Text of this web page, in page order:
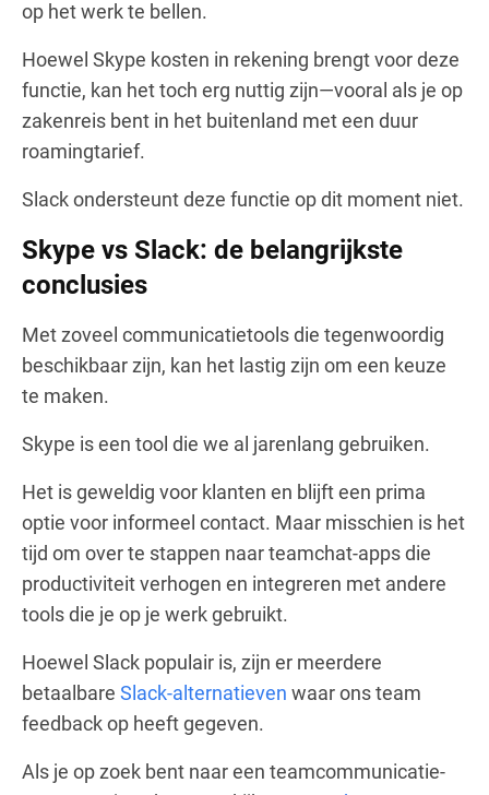
op het werk te bellen.
Hoewel Skype kosten in rekening brengt voor deze
functie, kan het toch erg nuttig zijn—vooral als je op
zakenreis bent in het buitenland met een duur
roamingtarief.
Slack ondersteunt deze functie op dit moment niet.
Skype vs Slack: de belangrijkste
conclusies
Met zoveel communicatietools die tegenwoordig
beschikbaar zijn, kan het lastig zijn om een keuze
te maken.
Skype is een tool die we al jarenlang gebruiken.
Het is geweldig voor klanten en blijft een prima
optie voor informeel contact. Maar misschien is het
tijd om over te stappen naar teamchat-apps die
productiviteit verhogen en integreren met andere
tools die je op je werk gebruikt.
Hoewel Slack populair is, zijn er meerdere
betaalbare Slack-alternatieven waar ons team
feedback op heeft gegeven.
Als je op zoek bent naar een teamcommunicatie-